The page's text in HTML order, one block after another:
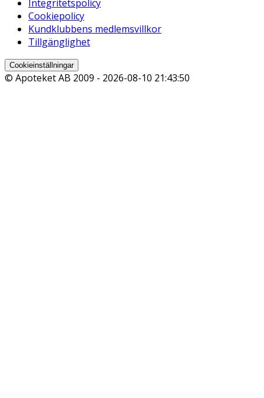
Integritetspolicy
Cookiepolicy
Kundklubbens medlemsvillkor
Tillgänglighet
Cookieinställningar
© Apoteket AB 2009 - 2026-08-10 21:43:50